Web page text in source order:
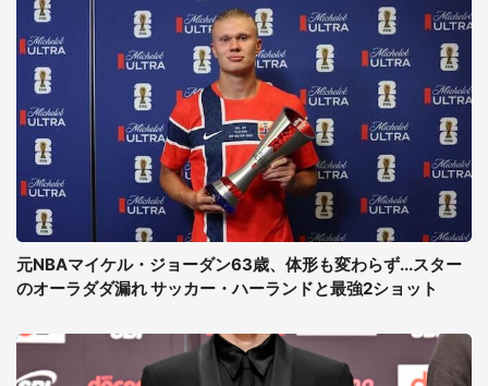
元NBAマイケル・ジョーダン63歳、体形も変わらず...スター
のオーラダダ漏れ サッカー・ハーランドと最強2ショット